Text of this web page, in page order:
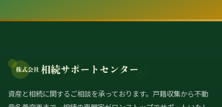
資産と相続に関するご相談を承っております。戸籍収集から不動